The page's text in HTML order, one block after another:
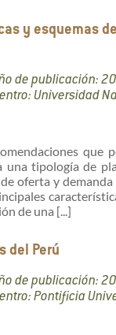
y esquemas
de publicación:
Universidad
que
tipología de
oferta y
de una [...]
del Perú
de publicación:
Pontificia